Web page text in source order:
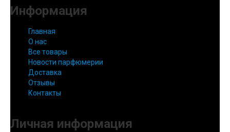
Информация
Главная
О нас
Все товары
Новости парфюмерии
Доставка
Отзывы
Контакты
Личная информация